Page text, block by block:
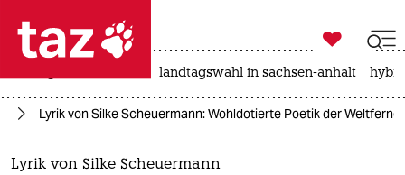
 taz zahl ich
taz zahl ich
themen

taz zahl ich
landtagswahl in sachsen-anhalt
Lyrik von Silke Scheuermann: Wohldotierte Poetik der Weltferne
Lyrik von Silke Scheuermann